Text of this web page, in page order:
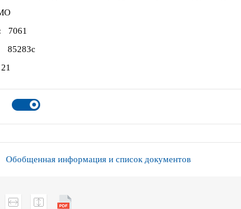
7061
85283с
21
Обобщенная информация и список документов